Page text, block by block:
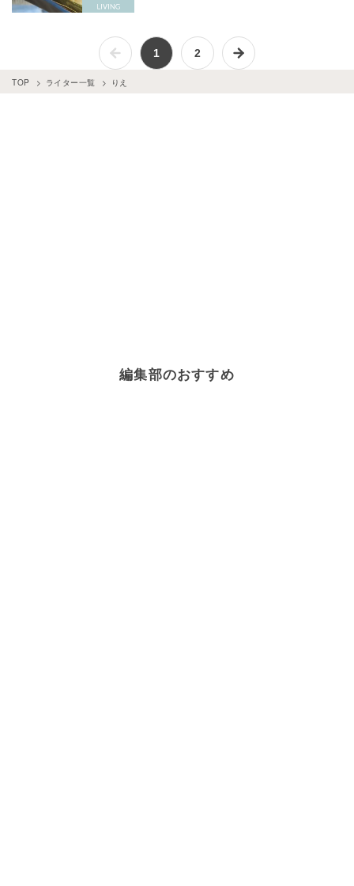
1 2
TOP ライター一覧 りえ
編集部のおすすめ